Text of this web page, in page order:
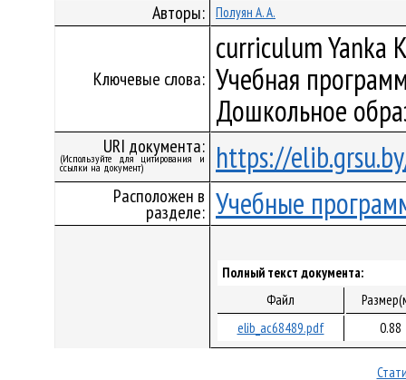
Авторы: Полуян А. А.
Ключевые слова:
curriculum Yanka
Учебная
Дошкольное
URI документа:
(Используйте для цитирования и
ссылки на документ) https://
Расположен в
разделе: Учебные
Полный текст документа:
Файл
elib_ac68489.pdf
0.88